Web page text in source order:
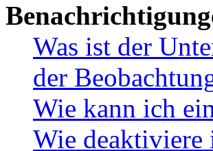
Was ist der
der
Wie kann ich
Wie deaktiviere